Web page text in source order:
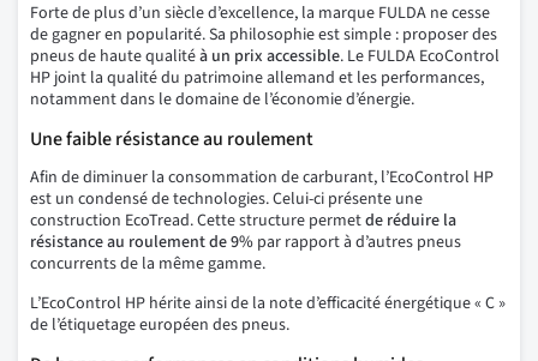
Forte de plus d’un siècle d’excellence, la marque FULDA ne cesse
de gagner en popularité. Sa philosophie est simple : proposer des
pneus de haute qualitéà un prix accessible. Le FULDA EcoControl
HP joint la qualité du patrimoine allemand et les performances,
notamment dans le domaine de l’économie d’énergie.
Une faible résistance au roulement
Afin de diminuer la consommation de carburant, l’EcoControl HP
est un condensé de technologies. Celui-ci présente une
construction EcoTread. Cette structure permetde réduire la
résistance au roulement de 9% par rapport à d’autres pneus
concurrents de la même gamme.
L’EcoControl HP hérite ainsi de la note d’efficacité énergétique « C »
de l’étiquetage européen des pneus.